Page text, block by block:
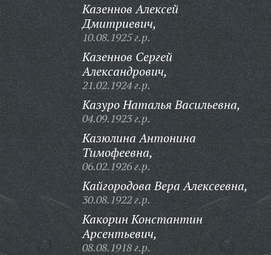
Казеннов Алексей
Дмитриевич,
10.08.1925 г.р.
Казеннов Сергей
Александрович,
21.02.1924 г.р.
Казуро Наталья Васильевна,
04.09.1923 г.р.
Казюлина Антонина
Тимофеевна,
06.02.1926 г.р.
Кайгородова Вера Алексеевна,
30.08.1922 г.р.
Какорин Константин
Арсентьевич,
08.08.1918 г.р.